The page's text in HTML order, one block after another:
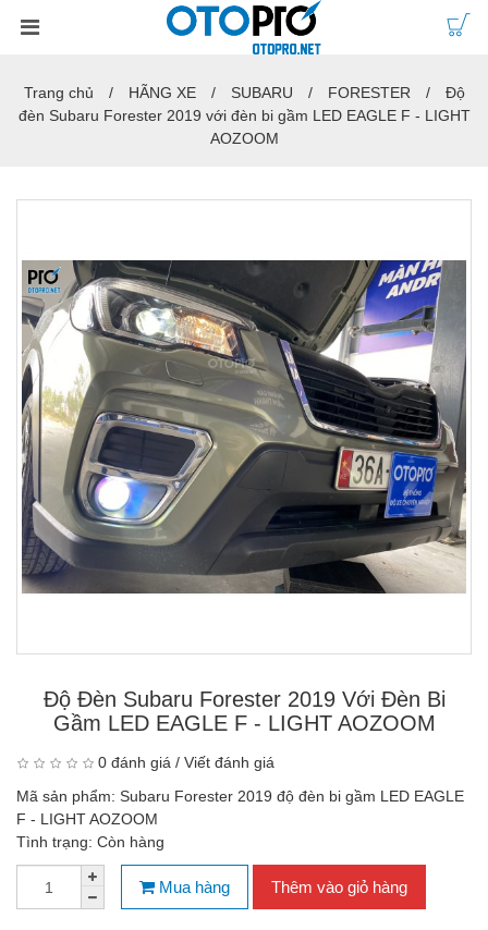
Trang chủ HÃNG XE SUBARU FORESTER
Độ
đèn Subaru Forester 2019 với đèn bi gầm LED EAGLE F - LIGHT
AOZOOM
Độ Đèn Subaru Forester 2019 Với Đèn Bi
Gầm LED EAGLE F - LIGHT AOZOOM
0 đánh giá / Viết đánh giá
Mã sản phẩm: Subaru Forester 2019 độ đèn bi gầm LED EAGLE
F - LIGHT AOZOOM
Tình trạng: Còn hàng
Mua hàng Thêm vào giỏ hàng